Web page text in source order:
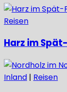
Reisen
Harz im
Inland | Reisen